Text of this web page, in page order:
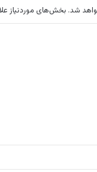
شد. بخش‌های موردنیاز